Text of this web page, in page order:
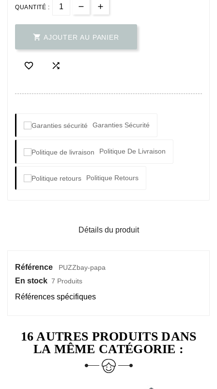
QUANTITÉ :
 AJOUTER AU PANIER
 
Garanties Sécurité
Politique De Livraison
Politique Retours
Détails du produit
Référence PUZZbay-papa
En stock 7 Produits
Références spécifiques
16 AUTRES PRODUITS DANS
LA MÊME CATÉGORIE :